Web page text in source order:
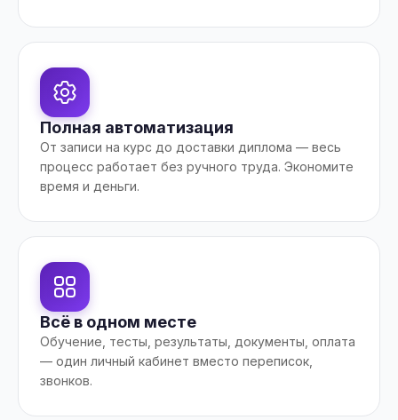
Полная автоматизация
От записи на курс до доставки диплома — весь
процесс работает без ручного труда. Экономите
время и деньги.
Всё в одном месте
Обучение, тесты, результаты, документы, оплата
— один личный кабинет вместо переписок,
звонков.